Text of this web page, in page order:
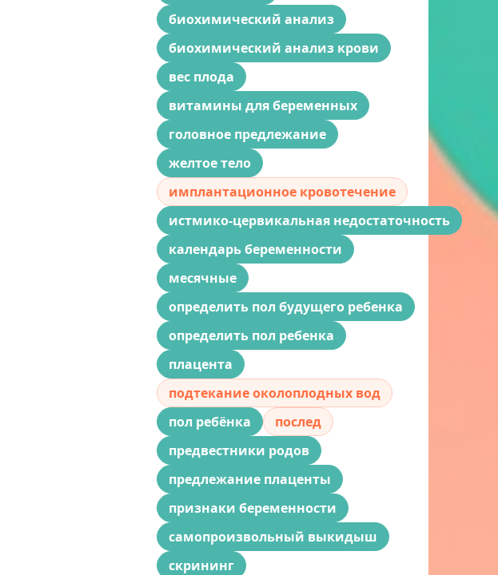
биохимический анализ
биохимический анализ крови
вес плода
витамины для беременных
головное предлежание
желтое тело
имплантационное кровотечение
истмико-цервикальная недостаточность
календарь беременности
месячные
определить пол будущего ребенка
определить пол ребенка
плацента
подтекание околоплодных вод
пол ребёнка
послед
предвестники родов
предлежание плаценты
признаки беременности
самопроизвольный выкидыш
скрининг